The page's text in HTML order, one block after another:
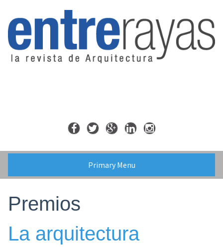
content
Primary Menu
Premios
La arquitectura